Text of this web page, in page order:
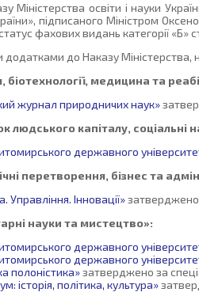
Міністерства освіти і науки
підписаного Міністром
фахових видань категорії
додатками до Наказу
біотехнології, медицина та
журнал природничих наук»
людського капіталу, соціальні
державного
перетворення, бізнес та
Управління. Інновації»затверджено
науки та мистецтво»:
державного
державного
полоністика»затверджено за
історія, політика, культура»